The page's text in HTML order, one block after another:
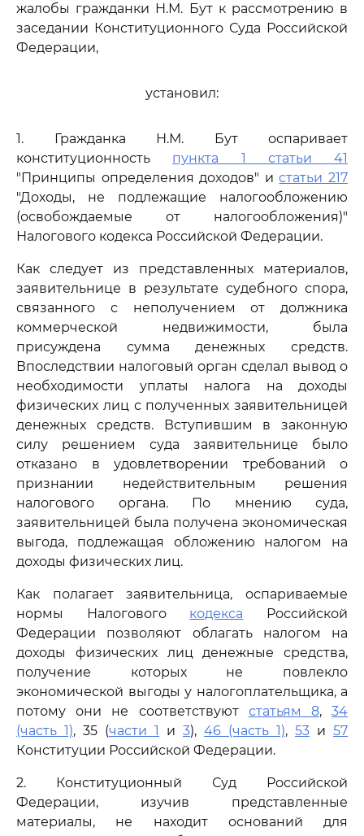
жалобы гражданки Н.М. Бут к рассмотрению в
заседании Конституционного Суда Российской
Федерации,
установил:
1. Гражданка Н.М. Бут оспаривает
конституционность пункта 1 статьи 41
"Принципы определения доходов" истатьи 217
"Доходы, не подлежащие налогообложению
(освобождаемые от налогообложения)"
Налогового кодекса Российской Федерации.
Как следует из представленных материалов,
заявительнице в результате судебного спора,
связанного с неполучением от должника
коммерческой недвижимости, была
присуждена сумма денежных средств.
Впоследствии налоговый орган сделал вывод о
необходимости уплаты налога на доходы
физических лиц с полученных заявительницей
денежных средств. Вступившим в законную
силу решением суда заявительнице было
отказано в удовлетворении требований о
признании недействительным решения
налогового органа. По мнению суда,
заявительницей была получена экономическая
выгода, подлежащая обложению налогом на
доходы физических лиц.
Как полагает заявительница, оспариваемые
нормы Налогового кодекса Российской
Федерации позволяют облагать налогом на
доходы физических лиц денежные средства,
получение которых не повлекло
экономической выгоды у налогоплательщика, а
потому они не соответствуют статьям 8,34
(часть 1), 35 (части 1 и 3), 46 (часть 1), 53 и 57
Конституции Российской Федерации.
2. Конституционный Суд Российской
Федерации, изучив представленные
материалы, не находит оснований для